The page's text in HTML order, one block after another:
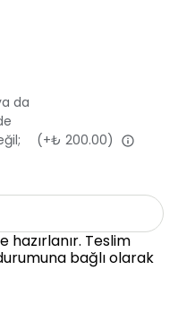
da
(+₺ 200.00)
Teslim
bağlı olarak